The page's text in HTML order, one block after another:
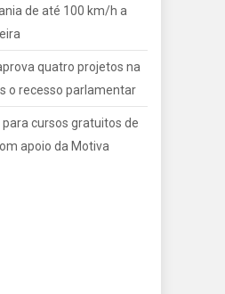
de até 100 km/h a
quatro projetos na
o recesso parlamentar
para cursos gratuitos de
apoio da Motiva